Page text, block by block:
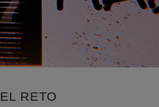
EL RETO